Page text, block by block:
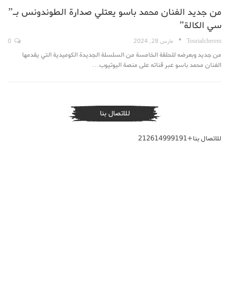
من جديد الفنان محمد باسو يعتلي صدارة الطوندونس بـ”
سي الكالة”
TouriaIcherem مارس 28, 2024
من جديد وبعرضه للحلقة الخامسة من السلسلة الجديدة الكوميدية التي يقدمها
الفنان محمد باسو عبر قناته على منصة اليوتيوب…
للاتصال بنا
للاتصال بنا+212614999191